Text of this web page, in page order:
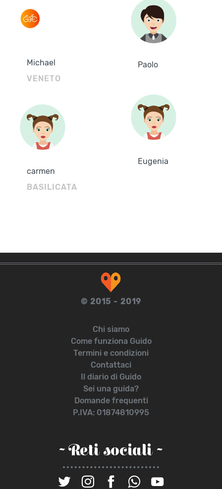
Michael
VENETO
carmen
BASILICATA
Paolo
Eugenia
© 2015 - 2019
Chi siamo
Come funziona Guido
Termini e condizioni
Contattaci
Il diario di Guido
Sei una guida?
Domande frequenti
P.IVA: 01874810995
~ Reti sociali ~